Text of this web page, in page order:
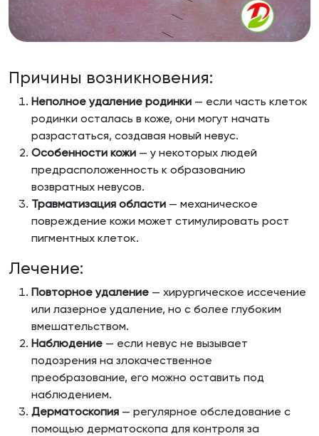
Причины возникновения:
Неполное удаление родинки — если часть клеток
родинки осталась в коже, они могут начать
разрастаться, создавая новый невус.
Особенности кожи — у некоторых людей
предрасположенность к образованию
возвратных невусов.
Травматизация области — механическое
повреждение кожи может стимулировать рост
пигментных клеток.
Лечение:
Повторное удаление — хирургическое иссечение
или лазерное удаление, но с более глубоким
вмешательством.
Наблюдение — если невус не вызывает
подозрения на злокачественное
преобразование, его можно оставить под
наблюдением.
Дерматоскопия — регулярное обследование с
помощью дерматоскопа для контроля за